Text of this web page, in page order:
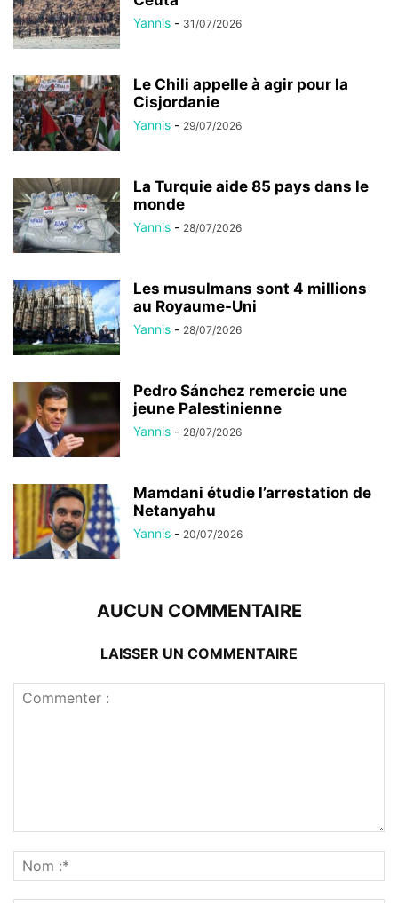
Yannis - 31/07/2026
Le Chili appelle à agir pour la
Cisjordanie
Yannis - 29/07/2026
La Turquie aide 85 pays dans le
monde
Yannis - 28/07/2026
Les musulmans sont 4 millions
au Royaume-Uni
Yannis - 28/07/2026
Pedro Sánchez remercie une
jeune Palestinienne
Yannis - 28/07/2026
Mamdani étudie l’arrestation de
Netanyahu
Yannis - 20/07/2026
AUCUN COMMENTAIRE
LAISSER UN COMMENTAIRE